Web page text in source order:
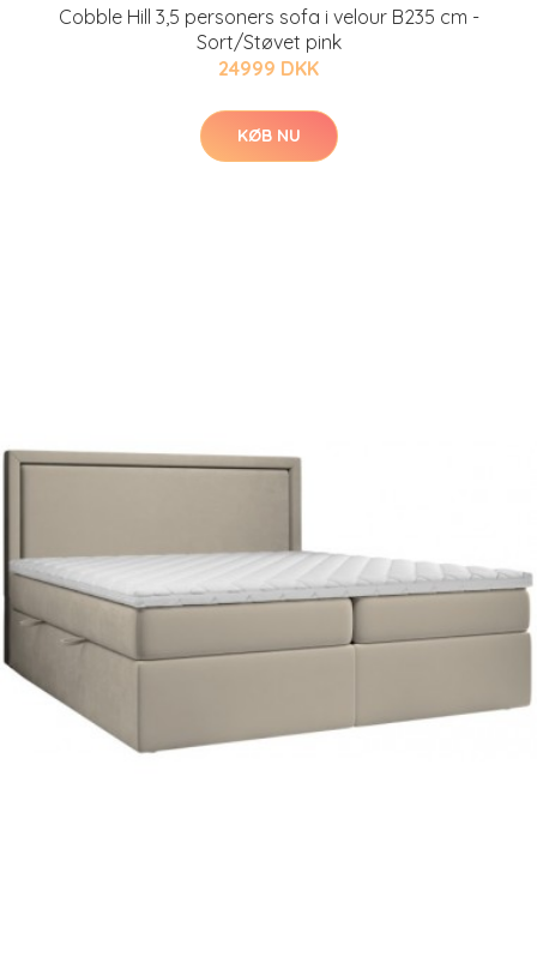
Cobble Hill 3,5 personers sofa i velour B235 cm -
Sort/Støvet pink
24999 DKK
KØB NU